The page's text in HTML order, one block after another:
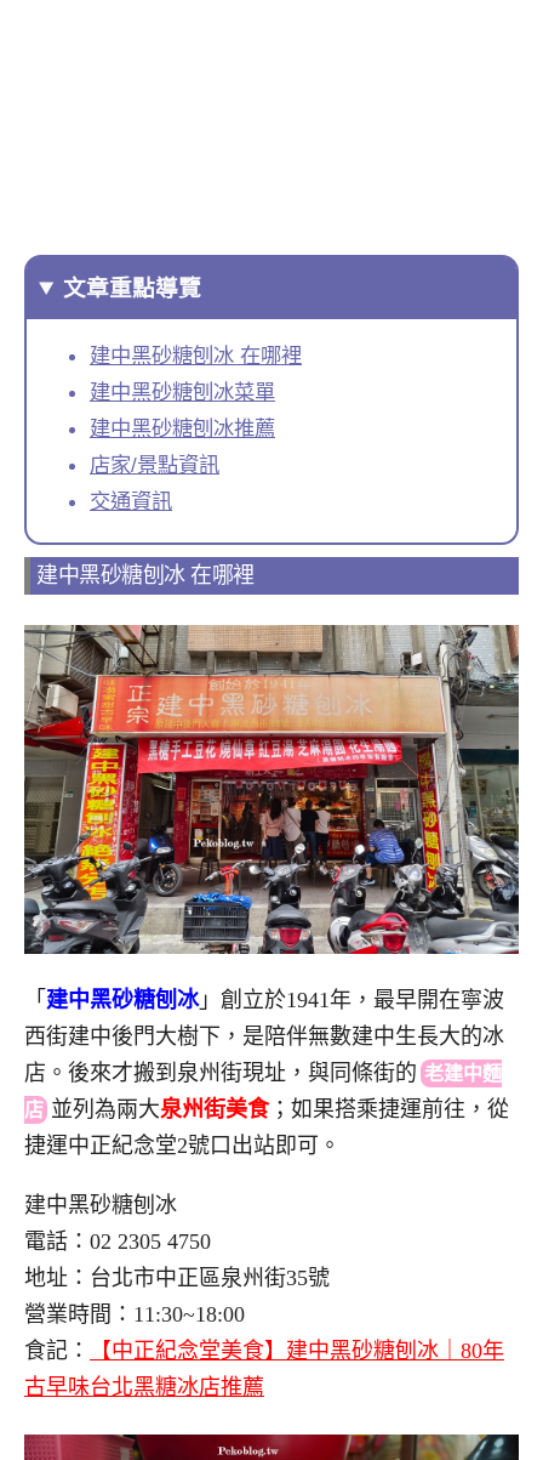
文章重點導覽
建中黑砂糖刨冰 在哪裡
建中黑砂糖刨冰菜單
建中黑砂糖刨冰推薦
店家/景點資訊
交通資訊
建中黑砂糖刨冰 在哪裡
「 建中黑砂糖刨冰」創立於1941年，最早開在寧波
西街建中後門大樹下，是陪伴無數建中生長大的冰
店。後來才搬到泉州街現址，與同條街的 老建中麵
店 並列為兩大泉州街美食；如果搭乘捷運前往，從
捷運中正紀念堂2號口出站即可。
建中黑砂糖刨冰
電話：02 2305 4750
地址：台北市中正區泉州街35號
營業時間：11:30~18:00
食記：
【中正紀念堂美食】建中黑砂糖刨冰｜80年
古早味台北黑糖冰店推薦